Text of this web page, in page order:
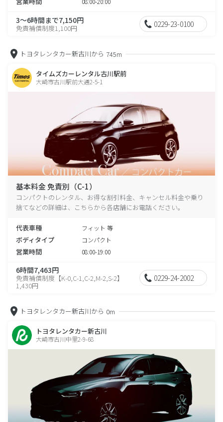
3～6時間まで7,150円
免責補償制度1,100円 0229-23-0100
トヨタレンタカー新古川から 745m
タイムズカーレンタル古川駅前
大崎市古川駅前大通2-5-1
基本料金 免責別（C-1）
コンパクトのレンタル、お得な割引料金、キャンセル料金や乗り
捨てなどの詳細は、こちらから各店舗にお電話ください。
代表車種 フィット 等
ボディタイプ コンパクト
営業時間 08:00-19:00
6時間7,463円
免責補償制度【K-0,C-1,C-2,M-2,S-2】
1,430円
0229-24-2002
トヨタレンタカー新古川から 0m
トヨタレンタカー新古川
大崎市古川中里2-9-68